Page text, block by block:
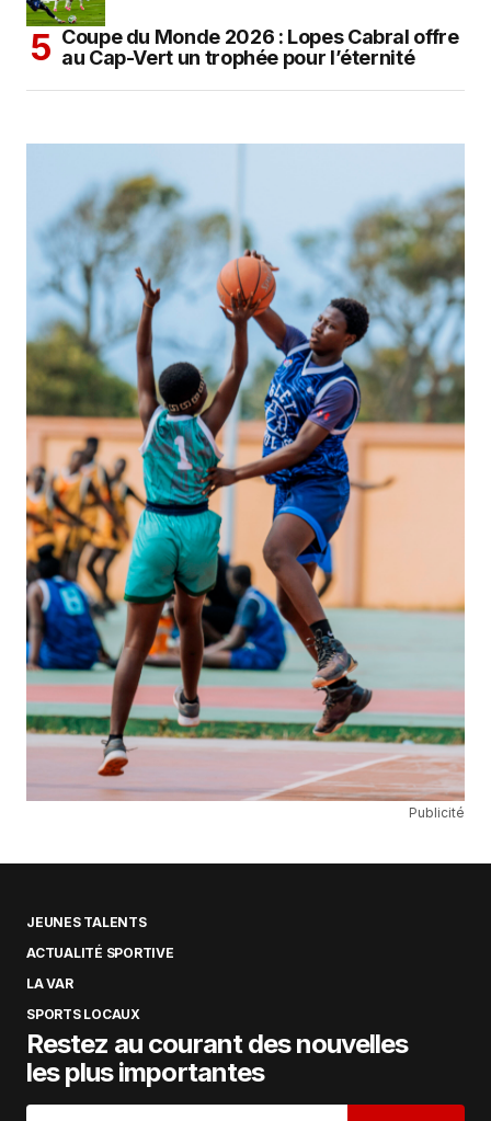
Coupe du Monde 2026 : Lopes Cabral offre
au Cap-Vert un trophée pour l’éternité
Publicité
JEUNES TALENTS
ACTUALITÉ SPORTIVE
LA VAR
SPORTS LOCAUX
Restez au courant des nouvelles
les plus importantes